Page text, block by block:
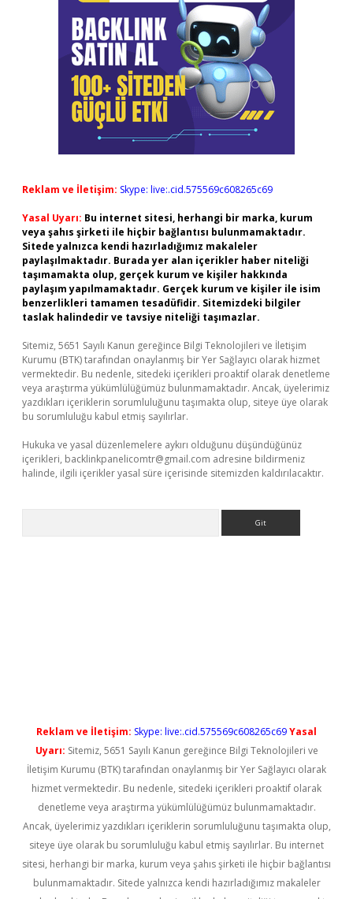
Reklam ve İletişim: Skype: live:.cid.575569c608265c69
Yasal Uyarı: Bu internet sitesi, herhangi bir marka, kurum
veya şahıs şirketi ile hiçbir bağlantısı bulunmamaktadır.
Sitede yalnızca kendi hazırladığımız makaleler
paylaşılmaktadır. Burada yer alan içerikler haber niteliği
taşımamakta olup, gerçek kurum ve kişiler hakkında
paylaşım yapılmamaktadır. Gerçek kurum ve kişiler ile isim
benzerlikleri tamamen tesadüfidir. Sitemizdeki bilgiler
taslak halindedir ve tavsiye niteliği taşımazlar.
Sitemiz, 5651 Sayılı Kanun gereğince Bilgi Teknolojileri ve İletişim
Kurumu (BTK) tarafından onaylanmış bir Yer Sağlayıcı olarak hizmet
vermektedir. Bu nedenle, sitedeki içerikleri proaktif olarak denetleme
veya araştırma yükümlülüğümüz bulunmamaktadır. Ancak, üyelerimiz
yazdıkları içeriklerin sorumluluğunu taşımakta olup, siteye üye olarak
bu sorumluluğu kabul etmiş sayılırlar.
Hukuka ve yasal düzenlemelere aykırı olduğunu düşündüğünüz
içerikleri, backlinkpanelicomtr@gmail.com adresine bildirmeniz
halinde, ilgili içerikler yasal süre içerisinde sitemizden kaldırılacaktır.
Reklam ve İletişim: Skype: live:.cid.575569c608265c69Yasal
Uyarı: Sitemiz, 5651 Sayılı Kanun gereğince Bilgi Teknolojileri ve
İletişim Kurumu (BTK) tarafından onaylanmış bir Yer Sağlayıcı olarak
hizmet vermektedir. Bu nedenle, sitedeki içerikleri proaktif olarak
denetleme veya araştırma yükümlülüğümüz bulunmamaktadır.
Ancak, üyelerimiz yazdıkları içeriklerin sorumluluğunu taşımakta olup,
siteye üye olarak bu sorumluluğu kabul etmiş sayılırlar. Bu internet
sitesi, herhangi bir marka, kurum veya şahıs şirketi ile hiçbir bağlantısı
bulunmamaktadır. Sitede yalnızca kendi hazırladığımız makaleler